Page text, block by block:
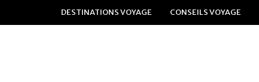
DESTINATIONS VOYAGE CONSEILS VOYAGE